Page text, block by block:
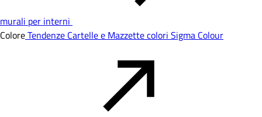
murali per interni
ColoreTendenze Cartelle e Mazzette colori Sigma Colour